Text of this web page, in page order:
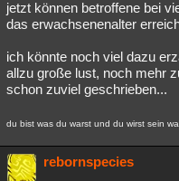
jetzt können betroffene bei
das erwachsenenalter
ich könnte noch viel dazu
allzu große lust, noch mehr
schon zuviel geschrieben...
du bist was du warst und du wirst sein
rebornspecies